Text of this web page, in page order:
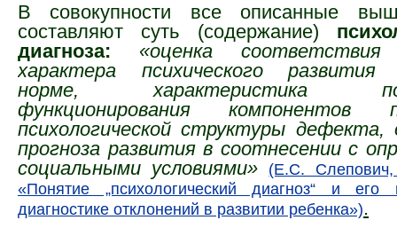
В совокупности все описанные
составляют суть (содержание)
диагноза:
«оценка
характера психического развития
норме, характеристика
функционирования компонентов
психологической структуры дефекта,
прогноза развития в соотнесении с
социальными условиями»
(Е.С.
«Понятие „психологический диагноз“ и
диагностике отклонений в развитии ребенка»).